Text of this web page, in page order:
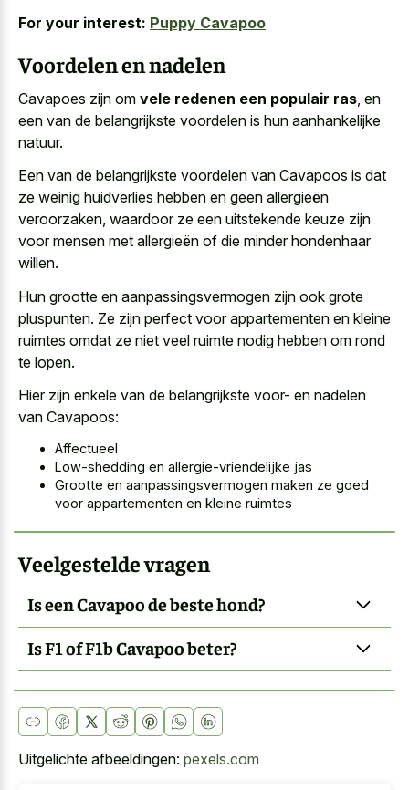
For your interest: Puppy Cavapoo
Voordelen en nadelen
Cavapoes zijn om vele redenen een populair ras , en
een van de belangrijkste voordelen is hun aanhankelijke
natuur.
Een van de belangrijkste voordelen van Cavapoos is dat
ze weinig huidverlies hebben en geen allergieën
veroorzaken, waardoor ze een uitstekende keuze zijn
voor mensen met allergieën of die minder hondenhaar
willen.
Hun grootte en aanpassingsvermogen zijn ook grote
pluspunten. Ze zijn perfect voor appartementen en kleine
ruimtes omdat ze niet veel ruimte nodig hebben om rond
te lopen.
Hier zijn enkele van de belangrijkste voor- en nadelen
van Cavapoos:
Affectueel
Low-shedding en allergie-vriendelijke jas
Grootte en aanpassingsvermogen maken ze goed
voor appartementen en kleine ruimtes
Veelgestelde vragen
Is een Cavapoo de beste hond?
Is F1 of F1b Cavapoo beter?
Uitgelichte afbeeldingen: pexels.com